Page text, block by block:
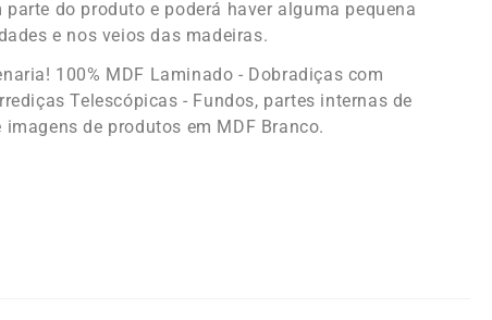
do produto e poderá haver alguma pequena
e nos veios das madeiras.
100% MDF Laminado - Dobradiças com
Telescópicas - Fundos, partes internas de
de produtos em MDF Branco.